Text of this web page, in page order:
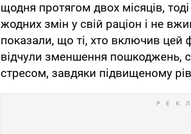
щодня протягом двох місяців,
жодних змін у свій раціон і не
показали, що ті, хто включив цей
відчули зменшення пошкоджень,
стресом, завдяки підвищеному